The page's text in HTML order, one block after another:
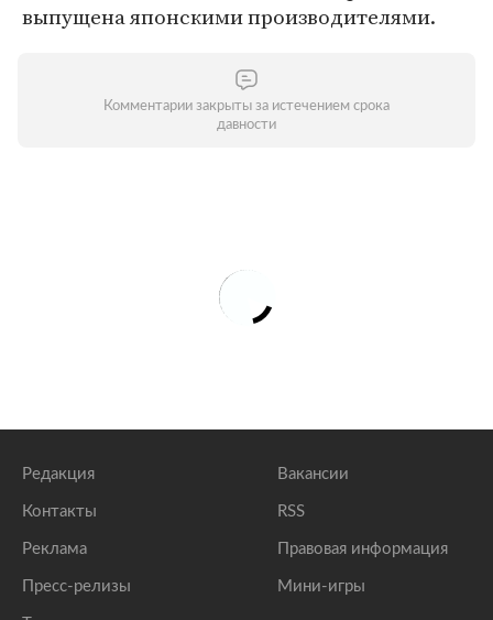
выпущена японскими производителями.
Комментарии закрыты за истечением срока
давности
Редакция
Контакты
Реклама
Пресс-релизы
Вакансии
RSS
Правовая информация
Мини-игры